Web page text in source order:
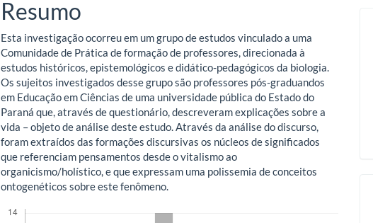
Resumo
Esta investigação ocorreu em um grupo de estudos vinculado a uma
Comunidade de Prática de formação de professores, direcionada à
estudos históricos, epistemológicos e didático-pedagógicos da biologia.
Os sujeitos investigados desse grupo são professores pós-graduandos
em Educação em Ciências de uma universidade pública do Estado do
Paraná que, através de questionário, descreveram explicações sobre a
vida – objeto de análise deste estudo. Através da análise do discurso,
foram extraídos das formações discursivas os núcleos de significados
que referenciam pensamentos desde o vitalismo ao
organicismo/holístico, e que expressam uma polissemia de conceitos
ontogenéticos sobre este fenômeno.